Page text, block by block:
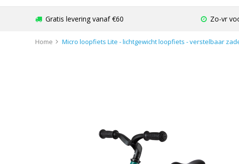
Gratis levering vanaf €60 Zo-vr
Home Micro loopfiets Lite - lichtgewicht loopfiets - verstelbaar